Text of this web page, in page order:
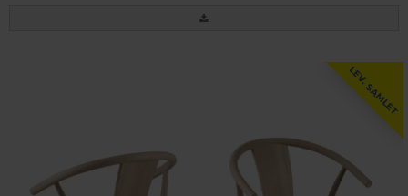
LEV. SAMLET